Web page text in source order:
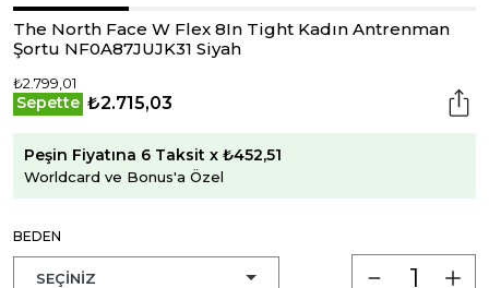
The North Face W Flex 8In Tight Kadın Antrenman
Şortu NF0A87JUJK31 Siyah
₺2.799,01
Sepette ₺2.715,03
Peşin Fiyatına 6 Taksit x ₺452,51
Worldcard ve Bonus'a Özel
BEDEN